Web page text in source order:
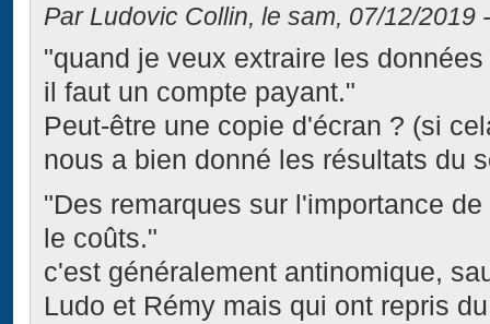
Par Ludovic Collin, le sam, 07/12/2019
"quand je veux extraire les
il faut un compte payant."
Peut-être une copie d'écran ? (si
nous a bien donné les résultats du
"Des remarques sur l'importance
le coûts."
c'est généralement antinomique,
Ludo et Rémy mais qui ont repris